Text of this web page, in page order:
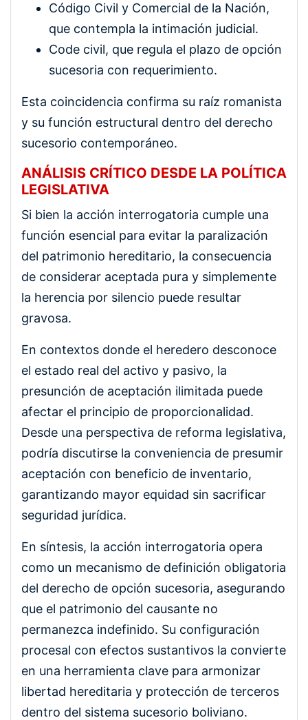
Código Civil y Comercial de la Nación,
que contempla la intimación judicial.
Code civil, que regula el plazo de opción
sucesoria con requerimiento.
Esta coincidencia confirma su raíz romanista
y su función estructural dentro del derecho
sucesorio contemporáneo.
ANÁLISIS CRÍTICO DESDE LA POLÍTICA
LEGISLATIVA
Si bien la acción interrogatoria cumple una
función esencial para evitar la paralización
del patrimonio hereditario, la consecuencia
de considerar aceptada pura y simplemente
la herencia por silencio puede resultar
gravosa.
En contextos donde el heredero desconoce
el estado real del activo y pasivo, la
presunción de aceptación ilimitada puede
afectar el principio de proporcionalidad.
Desde una perspectiva de reforma legislativa,
podría discutirse la conveniencia de presumir
aceptación con beneficio de inventario,
garantizando mayor equidad sin sacrificar
seguridad jurídica.
En síntesis, la acción interrogatoria opera
como un mecanismo de definición obligatoria
del derecho de opción sucesoria, asegurando
que el patrimonio del causante no
permanezca indefinido. Su configuración
procesal con efectos sustantivos la convierte
en una herramienta clave para armonizar
libertad hereditaria y protección de terceros
dentro del sistema sucesorio boliviano.